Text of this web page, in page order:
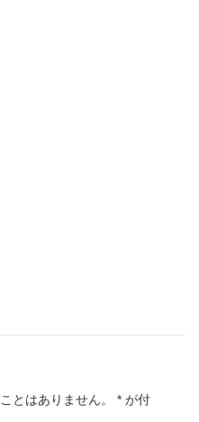
とはありません。 * が付